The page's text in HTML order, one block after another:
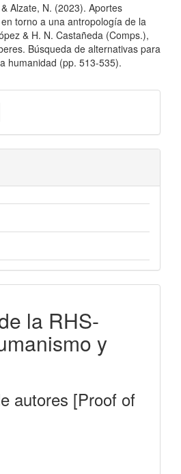
Alzate, N. (2023). Aportes
torno a una antropología de la
& H. N. Castañeda (Comps.),
Búsqueda de alternativas para
humanidad (pp. 513-535).
la RHS-
y
autores [Proof of